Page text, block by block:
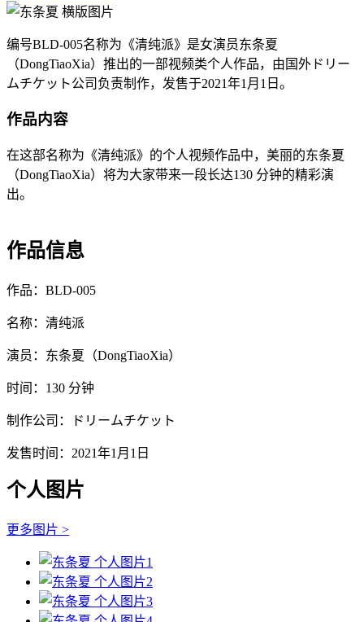
编号BLD-005名称为《清纯派》是女演员东条夏
（DongTiaoXia）推出的一部视频类个人作品，由国外ドリー
ムチケット公司负责制作，发售于2021年1月1日。
作品内容
在这部名称为《清纯派》的个人视频作品中，美丽的东条夏
（DongTiaoXia）将为大家带来一段长达130 分钟的精彩演
出。
作品信息
作品：BLD-005
名称：清纯派
演员：东条夏（DongTiaoXia）
时间：130 分钟
制作公司：ドリームチケット
发售时间：2021年1月1日
个人图片
更多图片 >